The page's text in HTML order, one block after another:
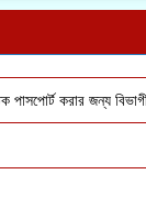
পাসপোর্ট করার জন্য